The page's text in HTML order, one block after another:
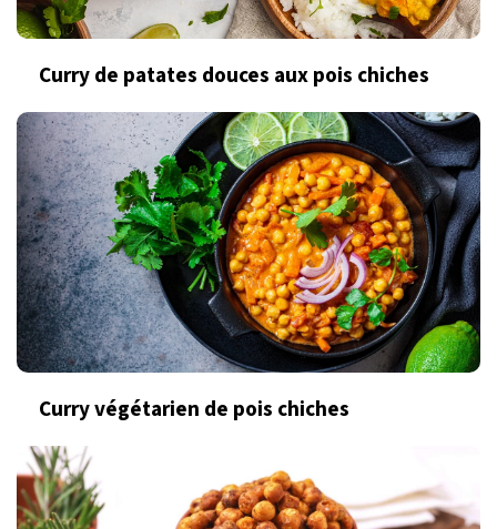
Curry de patates douces aux pois chiches
Curry végétarien de pois chiches